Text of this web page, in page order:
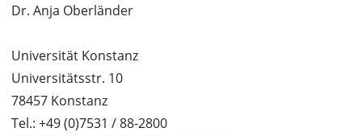
Dr. Anja Oberländer
Universität Konstanz
Universitätsstr. 10
78457 Konstanz
Tel.: +49 (0)7531 / 88-2800